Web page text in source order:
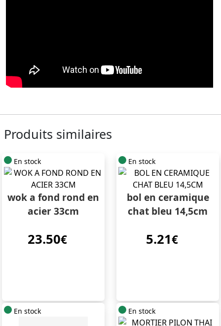
Produits similaires
En stock
wok a fond rond en
acier 33cm
23.50€
En stock
bol en ceramique
chat bleu 14,5cm
5.21€
En stock En stock